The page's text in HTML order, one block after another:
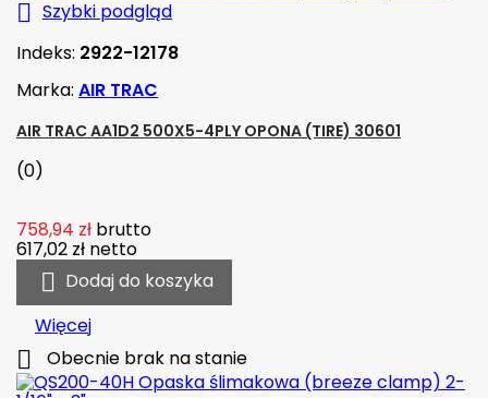
 Szybki podgląd
Indeks: 2922-12178
Marka: AIR TRAC
AIR TRAC AA1D2 500X5-4PLY OPONA (TIRE) 30601
(0)
758,94 zł brutto
617,02 zł netto
 Dodaj do koszyka
Więcej
 Obecnie brak na stanie